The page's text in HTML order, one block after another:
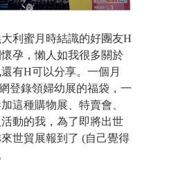
利蜜月時結識的好團友H
孕，懶人如我很多關於
有H可以分享。一個月
登錄領婦幼展的福袋，一
這種購物展、特賣會、
動的我，為了即將出世
世貿展報到了 (自己覺得